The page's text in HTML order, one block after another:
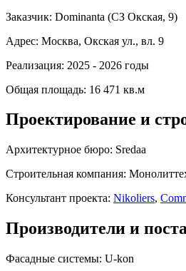
Заказчик: Dominanta (СЗ Окская, 9)
Адрес: Москва, Окская ул., вл. 9
Реализация: 2025 - 2026 годы
Общая площадь: 16 471 кв.м
Проектирование и
Архитектурное бюро: Sredaa
Строительная компания:
Консультант проекта: Nikoliers,
Производители и
Фасадные системы: U-kon